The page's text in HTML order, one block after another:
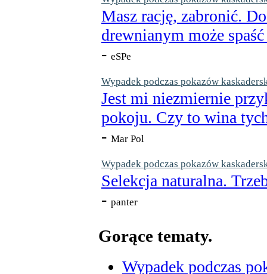
Masz rację, zabronić.
drewnianym może
- eSPe
Wypadek podczas pokazów
Jest mi niezmiernie
pokoju. Czy to wina
- Mar Pol
Wypadek podczas pokazów
Selekcja naturalna.
- panter
Gorące tematy.
Wypadek podczas